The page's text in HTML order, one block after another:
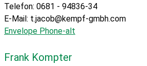
Telefon: 0681 - 94836-34
E-Mail: t.jacob@kempf-gmbh.com
Envelope Phone-alt
Frank Kompter